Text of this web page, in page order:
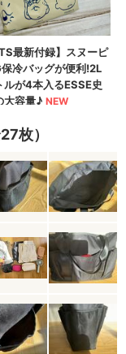
枚）